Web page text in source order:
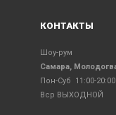
КОНТАКТЫ
Шоу-рум
Самара,
Пон-Суб 11:00-20:00
Вср ВЫХОДНОЙ